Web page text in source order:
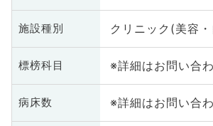
施設種別 クリニック(美容・
標榜科目 ※詳細はお問い合
病床数 ※詳細はお問い合